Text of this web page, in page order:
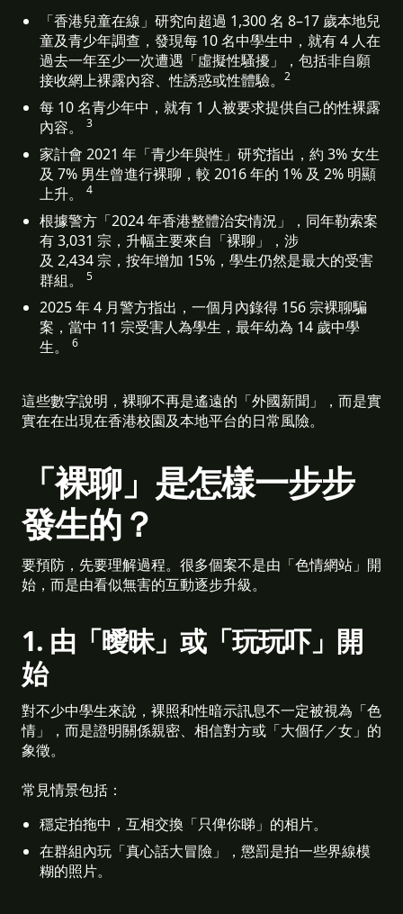
「香港兒童在線」研究向超過 1,300 名 8–17 歲本地兒
童及青少年調查，發現每 10 名中學生中，就有 4 人在
過去一年至少一次遭遇「虛擬性騷擾」，包括非自願
接收網上裸露內容、性誘惑或性體驗。
2
每 10 名青少年中，就有 1 人被要求提供自己的性裸露
內容。
3
家計會 2021 年「青少年與性」研究指出，約 3% 女生
及 7% 男生曾進行裸聊，較 2016 年的 1% 及 2% 明顯
上升。
4
根據警方「2024 年香港整體治安情況」，同年勒索案
有 3,031 宗，升幅主要來自「裸聊」，涉
及 2,434 宗，按年增加 15%，學生仍然是最大的受害
群組。
5
2025 年 4 月警方指出，一個月內錄得 156 宗裸聊騙
案，當中 11 宗受害人為學生，最年幼為 14 歲中學
生。
6
這些數字說明，裸聊不再是遙遠的「外國新聞」，而是實
實在在出現在香港校園及本地平台的日常風險。
「裸聊」是怎樣一步步
發生的？
要預防，先要理解過程。很多個案不是由「色情網站」開
始，而是由看似無害的互動逐步升級。
1. 由「曖昧」或「玩玩吓」開
始
對不少中學生來說，裸照和性暗示訊息不一定被視為「色
情」，而是證明關係親密、相信對方或「大個仔／女」的
象徵。
常見情景包括：
穩定拍拖中，互相交換「只俾你睇」的相片。
在群組內玩「真心話大冒險」，懲罰是拍一些界線模
糊的照片。